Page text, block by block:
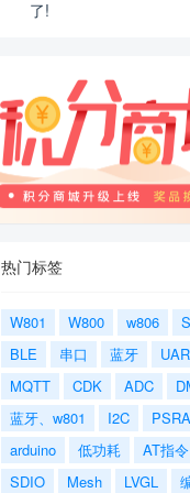
了!
热门标签
W801 W800 w806
BLE
串口 蓝牙
MQTT
CDK ADC
蓝牙、w801
I2C
arduino
低功耗 AT指令
SDIO
Mesh LVGL